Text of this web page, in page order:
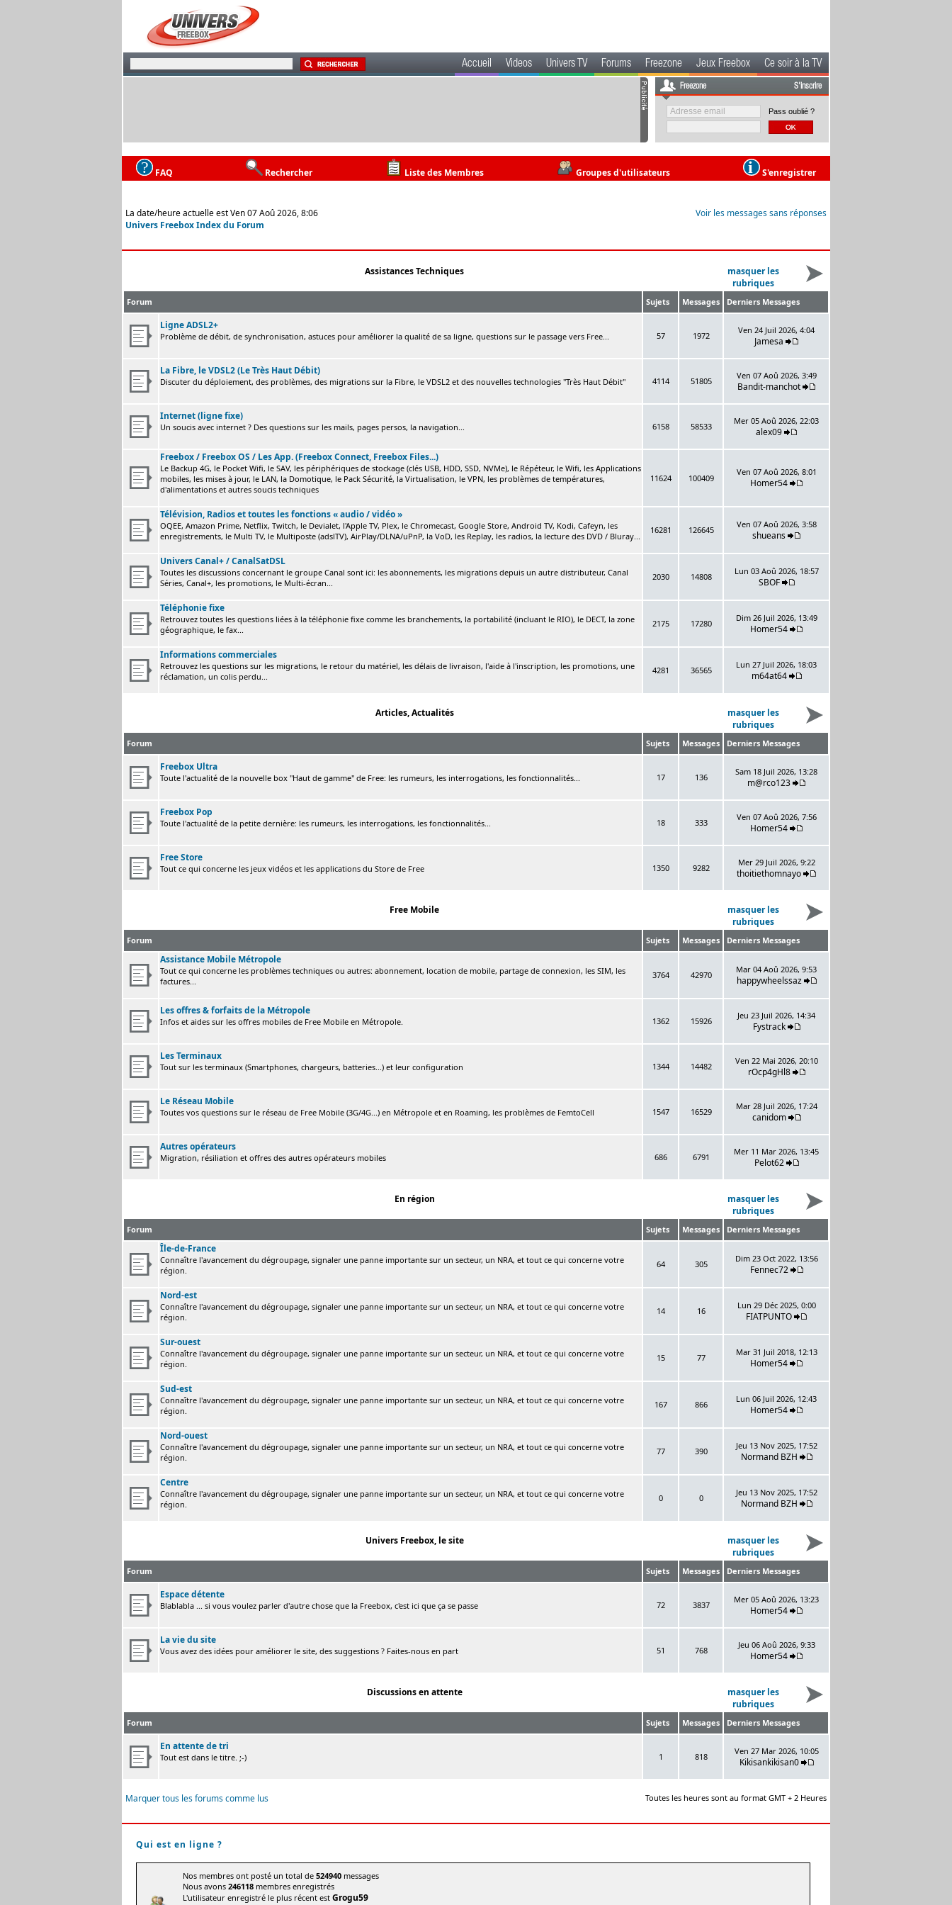
Accueil Videos Univers TV Forums Freezone Jeux Freebox Ce soir à la TV
Freezone S'inscrire
Pass oublié ?
FAQ Rechercher Liste des Membres Groupes d'utilisateurs S'enregistrer
La date/heure actuelle est Ven 07 Aoû 2026, 8:06
Univers Freebox Index du Forum
Voir les messages sans réponses
Assistances Techniques
masquer les
rubriques
Forum Sujets Messages Derniers Messages
Ligne ADSL2+
Problème de débit, de synchronisation, astuces pour améliorer la qualité de sa ligne, questions sur le passage vers Free... 57 1972
Ven 24 Juil 2026, 4:04
Jamesa
La Fibre, le VDSL2 (Le Très Haut Débit)
Discuter du déploiement, des problèmes, des migrations sur la Fibre, le VDSL2 et des nouvelles technologies "Très Haut Débit" 4114 51805
Ven 07 Aoû 2026, 3:49
Bandit-manchot
Internet (ligne fixe)
Un soucis avec internet ? Des questions sur les mails, pages persos, la navigation... 6158 58533
Mer 05 Aoû 2026, 22:03
alex09
Freebox / Freebox OS / Les App. (Freebox Connect, Freebox Files...)
Le Backup 4G, le Pocket Wifi, le SAV, les périphériques de stockage (clés USB, HDD, SSD, NVMe), le Répéteur, le Wifi, les Applications
mobiles, les mises à jour, le LAN, la Domotique, le Pack Sécurité, la Virtualisation, le VPN, les problèmes de températures,
d'alimentations et autres soucis techniques
11624 100409
Ven 07 Aoû 2026, 8:01
Homer54
Télévision, Radios et toutes les fonctions « audio / vidéo »
OQEE, Amazon Prime, Netflix, Twitch, le Devialet, l'Apple TV, Plex, le Chromecast, Google Store, Android TV, Kodi, Cafeyn, les
enregistrements, le Multi TV, le Multiposte (adslTV), AirPlay/DLNA/uPnP, la VoD, les Replay, les radios, la lecture des DVD / Bluray...
16281 126645
Ven 07 Aoû 2026, 3:58
shueans
Univers Canal+ / CanalSatDSL
Toutes les discussions concernant le groupe Canal sont ici: les abonnements, les migrations depuis un autre distributeur, Canal
Séries, Canal+, les promotions, le Multi-écran...
2030 14808
Lun 03 Aoû 2026, 18:57
SBOF
Téléphonie fixe
Retrouvez toutes les questions liées à la téléphonie fixe comme les branchements, la portabilité (incluant le RIO), le DECT, la zone
géographique, le fax...
2175 17280
Dim 26 Juil 2026, 13:49
Homer54
Informations commerciales
Retrouvez les questions sur les migrations, le retour du matériel, les délais de livraison, l'aide à l'inscription, les promotions, une
réclamation, un colis perdu...
4281 36565
Lun 27 Juil 2026, 18:03
m64at64
Articles, Actualités
masquer les
rubriques
Forum Sujets Messages Derniers Messages
Freebox Ultra
Toute l'actualité de la nouvelle box "Haut de gamme" de Free: les rumeurs, les interrogations, les fonctionnalités... 17 136
Sam 18 Juil 2026, 13:28
m@rco123
Freebox Pop
Toute l'actualité de la petite dernière: les rumeurs, les interrogations, les fonctionnalités... 18 333
Ven 07 Aoû 2026, 7:56
Homer54
Free Store
Tout ce qui concerne les jeux vidéos et les applications du Store de Free 1350 9282
Mer 29 Juil 2026, 9:22
thoitiethomnayo
Free Mobile
masquer les
rubriques
Forum Sujets Messages Derniers Messages
Assistance Mobile Métropole
Tout ce qui concerne les problèmes techniques ou autres: abonnement, location de mobile, partage de connexion, les SIM, les
factures...
3764 42970
Mar 04 Aoû 2026, 9:53
happywheelssaz
Les offres & forfaits de la Métropole
Infos et aides sur les offres mobiles de Free Mobile en Métropole. 1362 15926
Jeu 23 Juil 2026, 14:34
Fystrack
Les Terminaux
Tout sur les terminaux (Smartphones, chargeurs, batteries...) et leur configuration 1344 14482
Ven 22 Mai 2026, 20:10
rOcp4gHl8
Le Réseau Mobile
Toutes vos questions sur le réseau de Free Mobile (3G/4G...) en Métropole et en Roaming, les problèmes de FemtoCell 1547 16529
Mar 28 Juil 2026, 17:24
canidom
Autres opérateurs
Migration, résiliation et offres des autres opérateurs mobiles 686 6791
Mer 11 Mar 2026, 13:45
Pelot62
En région
masquer les
rubriques
Forum Sujets Messages Derniers Messages
Île-de-France
Connaître l'avancement du dégroupage, signaler une panne importante sur un secteur, un NRA, et tout ce qui concerne votre
région.
64 305
Dim 23 Oct 2022, 13:56
Fennec72
Nord-est
Connaître l'avancement du dégroupage, signaler une panne importante sur un secteur, un NRA, et tout ce qui concerne votre
région.
14 16
Lun 29 Déc 2025, 0:00
FIATPUNTO
Sur-ouest
Connaître l'avancement du dégroupage, signaler une panne importante sur un secteur, un NRA, et tout ce qui concerne votre
région.
15 77
Mar 31 Juil 2018, 12:13
Homer54
Sud-est
Connaître l'avancement du dégroupage, signaler une panne importante sur un secteur, un NRA, et tout ce qui concerne votre
région.
167 866
Lun 06 Juil 2026, 12:43
Homer54
Nord-ouest
Connaître l'avancement du dégroupage, signaler une panne importante sur un secteur, un NRA, et tout ce qui concerne votre
région.
77 390
Jeu 13 Nov 2025, 17:52
Normand BZH
Centre
Connaître l'avancement du dégroupage, signaler une panne importante sur un secteur, un NRA, et tout ce qui concerne votre
région.
0 0
Jeu 13 Nov 2025, 17:52
Normand BZH
Univers Freebox, le site
masquer les
rubriques
Forum Sujets Messages Derniers Messages
Espace détente
Blablabla ... si vous voulez parler d'autre chose que la Freebox, c'est ici que ça se passe 72 3837
Mer 05 Aoû 2026, 13:23
Homer54
La vie du site
Vous avez des idées pour améliorer le site, des suggestions ? Faites-nous en part 51 768
Jeu 06 Aoû 2026, 9:33
Homer54
Discussions en attente
masquer les
rubriques
Forum Sujets Messages Derniers Messages
En attente de tri
Tout est dans le titre. ;-) 1 818
Ven 27 Mar 2026, 10:05
Kikisankikisan0
Marquer tous les forums comme lus Toutes les heures sont au format GMT + 2 Heures
Qui est en ligne ?
Nos membres ont posté un total de 524940 messages
Nous avons 246118 membres enregistrés
L'utilisateur enregistré le plus récent est Grogu59